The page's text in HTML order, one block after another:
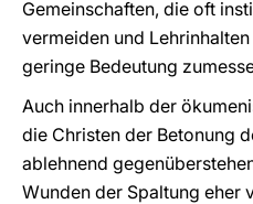
Gemeinschaften, die oft
vermeiden und
geringe Bedeutung
Auch innerhalb der
die Christen der Betonung
ablehnend
Wunden der Spaltung eher